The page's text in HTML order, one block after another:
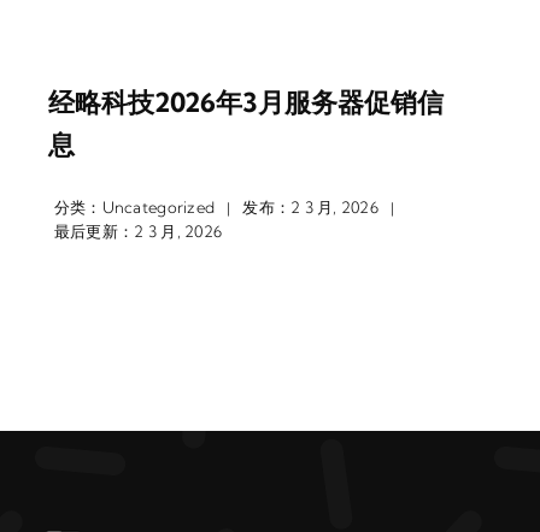
经略科技2026年3月服务器促销信
息
分类： Uncategorized | 发布：2 3 月, 2026
|
最后更新：2 3 月, 2026